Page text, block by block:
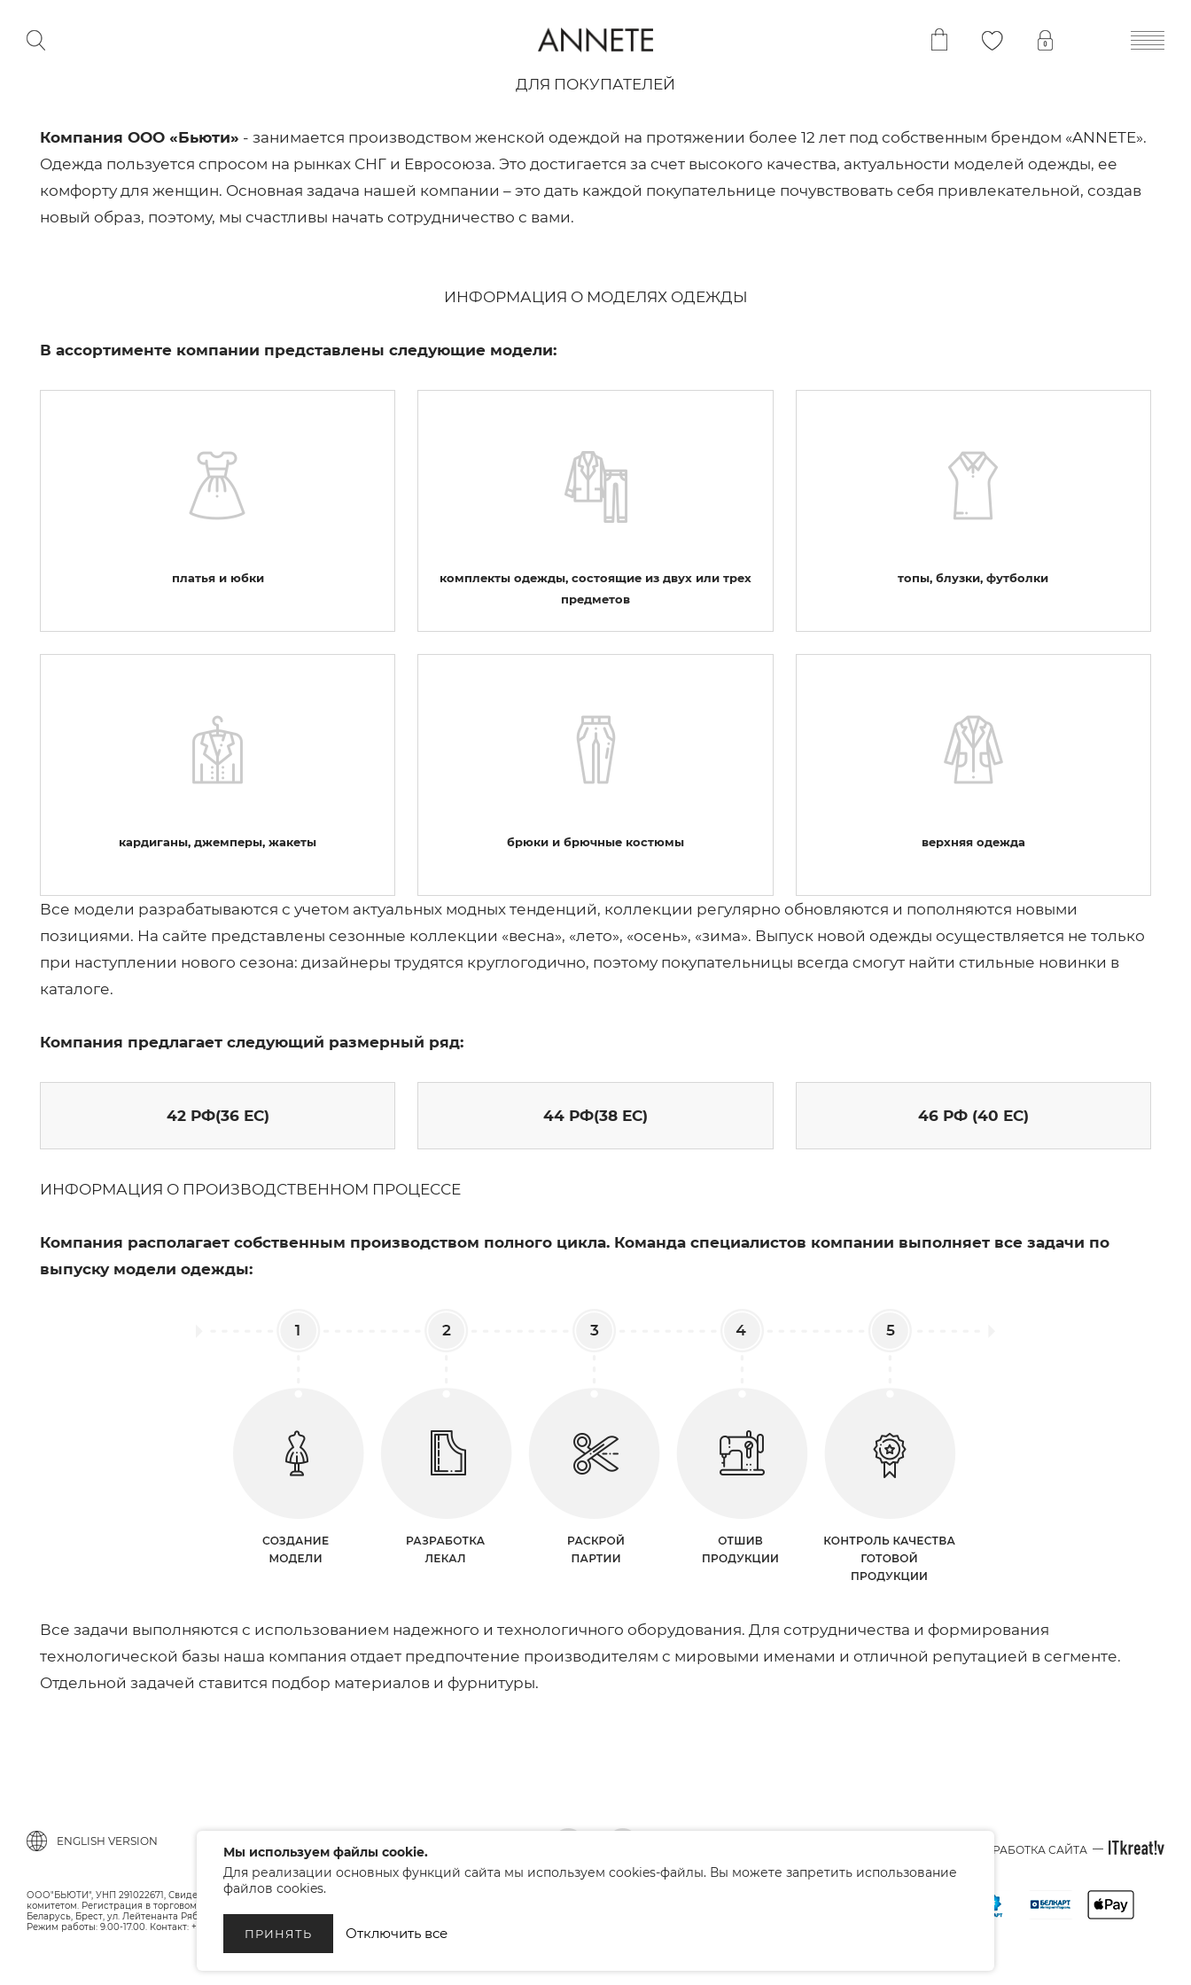
ДЛЯ ПОКУПАТЕЛЕЙ
Компания ООО «Бьюти» - занимается производством женской одеждой на протяжении более 12 лет под собственным брендом «ANNETE».
Одежда пользуется спросом на рынках СНГ и Евросоюза. Это достигается за счет высокого качества, актуальности моделей одежды, ее
комфорту для женщин. Основная задача нашей компании – это дать каждой покупательнице почувствовать себя привлекательной, создав
новый образ, поэтому, мы счастливы начать сотрудничество с вами.
ИНФОРМАЦИЯ О МОДЕЛЯХ ОДЕЖДЫ
В ассортименте компании представлены следующие модели:
платья и юбки
комплекты одежды, состоящие из двух или трех
предметов
топы, блузки, футболки
кардиганы, джемперы, жакеты брюки и брючные костюмы верхняя одежда
Все модели разрабатываются с учетом актуальных модных тенденций, коллекции регулярно обновляются и пополняются новыми
позициями. На сайте представлены сезонные коллекции «весна», «лето», «осень», «зима». Выпуск новой одежды осуществляется не только
при наступлении нового сезона: дизайнеры трудятся круглогодично, поэтому покупательницы всегда смогут найти стильные новинки в
каталоге.
Компания предлагает следующий размерный ряд:
42 РФ(36 ЕС) 44 РФ(38 ЕС) 46 РФ (40 ЕС)
ИНФОРМАЦИЯ О ПРОИЗВОДСТВЕННОМ ПРОЦЕССЕ
Компания располагает собственным производством полного цикла. Команда специалистов компании выполняет все задачи по
выпуску модели одежды:
Все задачи выполняются с использованием надежного и технологичного оборудования. Для сотрудничества и формирования
технологической базы наша компания отдает предпочтение производителям с мировыми именами и отличной репутацией в сегменте.
Отдельной задачей ставится подбор материалов и фурнитуры.
ENGLISH VERSION
—
РАЗРАБОТКА САЙТА
ООО"БЬЮТИ", УНП 291022671, Свидельство о регистрации 05.10.2010 Брестским районым исполнительным
комитетом. Регистрация в торговом реестре 12.01.2018, номер 402445.
Беларусь, Брест, ул. Лейтенанта Рябцева 75
Режим работы: 9.00-17.00. Контакт: +375 (33) 379-10-80
Мы используем файлы cookie.
Для реализации основных функций сайта мы используем cookies-файлы. Вы можете запретить использование
файлов cookies.
ПРИНЯТЬ Отключить все